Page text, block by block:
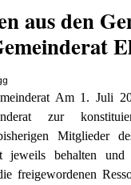
aus den
Am 1. Juli
zur
Mitglieder
jeweils behalten
freigewordenen